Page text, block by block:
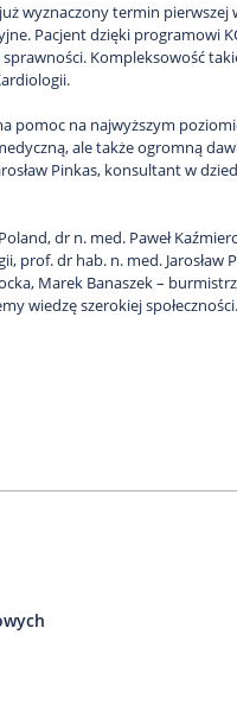
wyznaczony termin pierwszej
Pacjent dzięki programowi
Kompleksowość
pomoc na najwyższym
ale także ogromną
Pinkas, konsultant w
dr n. med. Paweł
prof. dr hab. n. med. Jarosław
Marek Banaszek –
wiedzę szerokiej społeczności.